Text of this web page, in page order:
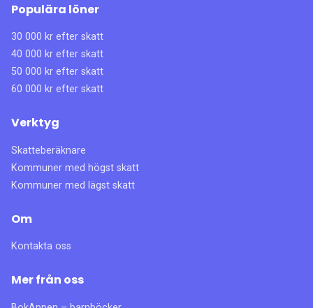
Populära löner
30 000 kr efter skatt
40 000 kr efter skatt
50 000 kr efter skatt
60 000 kr efter skatt
Verktyg
Skatteberäknare
Kommuner med högst skatt
Kommuner med lägst skatt
Om
Kontakta oss
Mer från oss